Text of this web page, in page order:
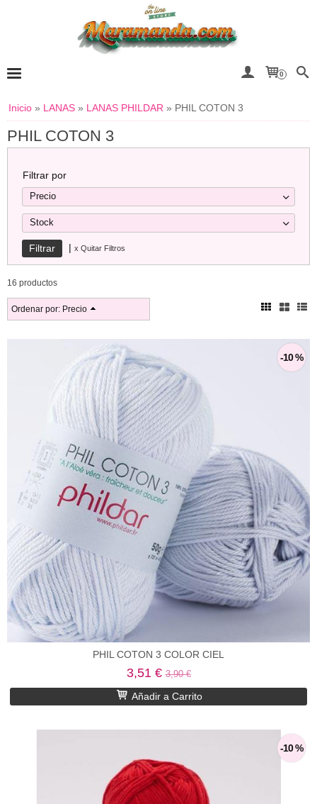
0
Inicio » LANAS » LANAS PHILDAR » PHIL COTON 3
PHIL COTON 3
Filtrar por
Precio
Stock
| x Quitar Filtros
16 productos
Ordenar por: Precio
-10 %
PHIL COTON 3 COLOR CIEL
3,51 €3,90 €
Añadir a Carrito
-10 %